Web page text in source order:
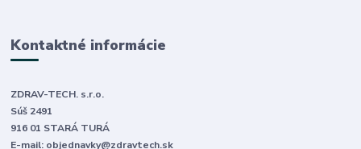
Kontaktné informácie
ZDRAV-TECH. s.r.o.
Súš 2491
916 01 STARÁ TURÁ
E-mail: objednavky@zdravtech.sk